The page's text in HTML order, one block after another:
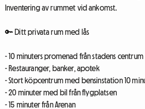
Inventering av rummet vid ankomst.
🔑 Ditt privata rum med lås
- 10 minuters promenad från stadens centrum
- Restauranger, banker, apotek
- Stort köpcentrum med bensinstation 10
- 20 minuter med bil från flygplatsen
- 15 minuter från Arenan